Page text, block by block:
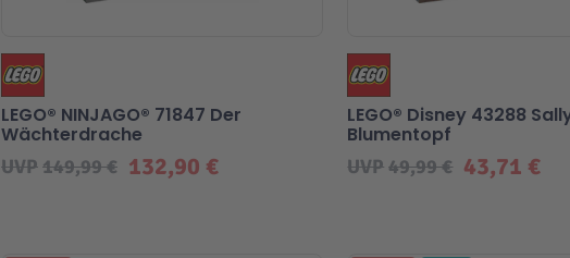
132,90 €
UVP149,99 €
LEGO® NINJAGO® 71847 Der
Wächterdrache
43,71 €
UVP49,99 €
LEGO® Disney 43288
Blumentopf